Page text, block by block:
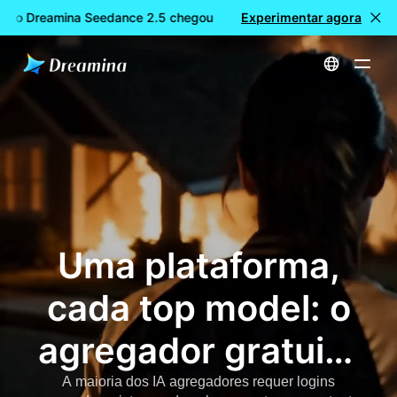
o Dreamina Seedance 2.5 chegou 🎉 Novo modelo
Experimentar agora
Início Criar
Uma plataforma,
cada top model: o
agregador gratuito
A maioria dos IA agregadores requer logins